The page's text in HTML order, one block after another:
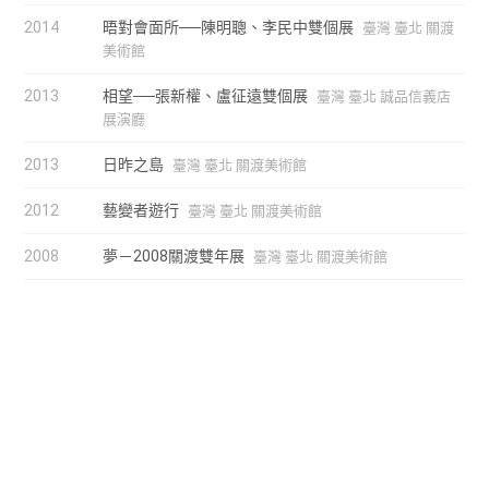
2014 晤對會面所──陳明聰、李民中雙個展 臺灣 臺北 關渡
美術館
2013 相望──張新權、盧征遠雙個展 臺灣 臺北 誠品信義店
展演廳
2013 日昨之島 臺灣 臺北 關渡美術館
2012 藝變者遊行 臺灣 臺北 關渡美術館
2008 夢－2008關渡雙年展 臺灣 臺北 關渡美術館